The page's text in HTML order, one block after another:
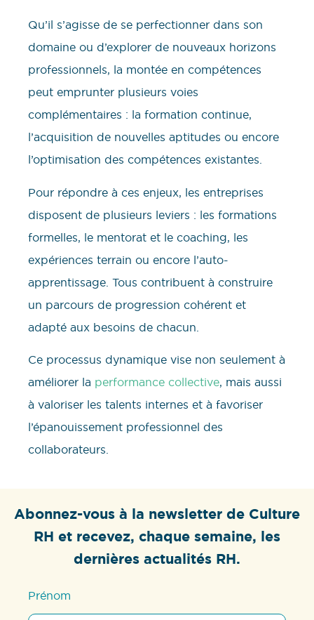
Qu’il s’agisse de se perfectionner dans son
domaine ou d’explorer de nouveaux horizons
professionnels, la montée en compétences
peut emprunter plusieurs voies
complémentaires : la formation continue,
l’acquisition de nouvelles aptitudes ou encore
l’optimisation des compétences existantes.
Pour répondre à ces enjeux, les entreprises
disposent de plusieurs leviers : les formations
formelles, le mentorat et le coaching, les
expériences terrain ou encore l’auto-
apprentissage. Tous contribuent à construire
un parcours de progression cohérent et
adapté aux besoins de chacun.
Ce processus dynamique vise non seulement à
améliorer la performance collective, mais aussi
à valoriser les talents internes et à favoriser
l’épanouissement professionnel des
collaborateurs.
Abonnez-vous à la newsletter de Culture
RH et recevez, chaque semaine, les
dernières actualités RH.
Prénom